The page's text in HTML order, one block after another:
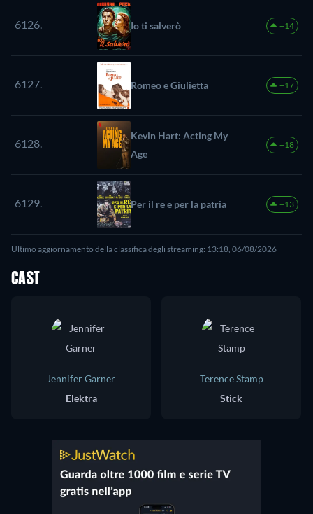
6126. Io ti salverò +14
6127. Romeo e Giulietta +17
6128.
Kevin Hart: Acting My
Age
+18
6129. Per il re e per la patria +13
Ultimo aggiornamento della classifica degli streaming: 13:18, 06/08/2026
CAST
Jennifer Garner
Elektra
Terence Stamp
Stick